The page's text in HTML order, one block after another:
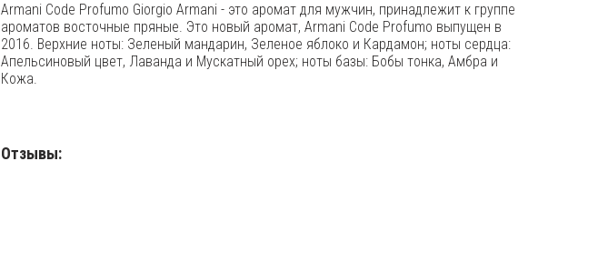
Armani Code Profumo Giorgio Armani - это аромат для мужчин, принадлежит к группе
ароматов восточные пряные. Это новый аромат, Armani Code Profumo выпущен в
2016. Верхние ноты: Зеленый мандарин, Зеленое яблоко и Кардамон; ноты сердца:
Апельсиновый цвет, Лаванда и Мускатный орех; ноты базы: Бобы тонка, Амбра и
Кожа.
Отзывы: